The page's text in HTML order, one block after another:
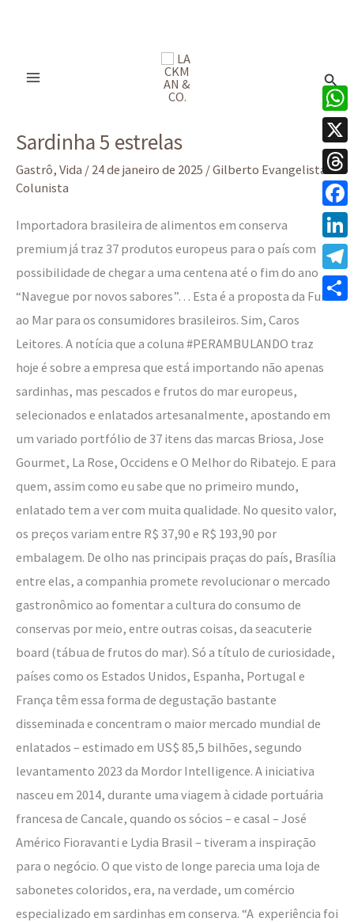
Sardinha 5 estrelas
Gastrô, Vida / 24 de janeiro de 2025 /Gilberto Evangelista -
Colunista
Importadora brasileira de alimentos em conserva
premium já traz 37 produtos europeus para o país com
possibilidade de chegar a uma centena até o fim do ano
“Navegue por novos sabores”… Esta é a proposta da Fui
ao Mar para os consumidores brasileiros. Sim, Caros
Leitores. A notícia que a coluna #PERAMBULANDO traz
hoje é sobre a empresa que está importando não apenas
sardinhas, mas pescados e frutos do mar europeus,
selecionados e enlatados artesanalmente, apostando em
um variado portfólio de 37 itens das marcas Briosa, Jose
Gourmet, La Rose, Occidens e O Melhor do Ribatejo. E para
quem, assim como eu sabe que no primeiro mundo,
enlatado tem a ver com muita qualidade. No quesito valor,
os preços variam entre R$ 37,90 e R$ 193,90 por
embalagem. De olho nas principais praças do país, Brasília
entre elas, a companhia promete revolucionar o mercado
gastronômico ao fomentar a cultura do consumo de
conservas por meio, entre outras coisas, da seacuterie
board (tábua de frutos do mar). Só a título de curiosidade,
países como os Estados Unidos, Espanha, Portugal e
França têm essa forma de degustação bastante
disseminada e concentram o maior mercado mundial de
enlatados – estimado em US$ 85,5 bilhões, segundo
levantamento 2023 da Mordor Intelligence. A iniciativa
nasceu em 2014, durante uma viagem à cidade portuária
francesa de Cancale, quando os sócios – e casal – José
Américo Fioravanti e Lydia Brasil – tiveram a inspiração
para o negócio. O que visto de longe parecia uma loja de
sabonetes coloridos, era, na verdade, um comércio
especializado em sardinhas em conserva. “A experiência foi
5
estrelas
X